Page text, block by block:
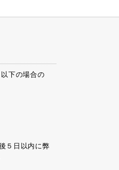
下の場合の
５日以内に弊